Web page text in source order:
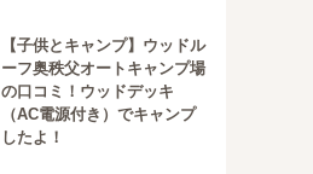
【子供とキャンプ】ウッドル
ーフ奥秩父オートキャンプ場
の口コミ！ウッドデッキ
（AC電源付き）でキャンプ
したよ！